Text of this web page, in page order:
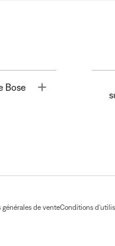
Bose Toggle
de venteConditions